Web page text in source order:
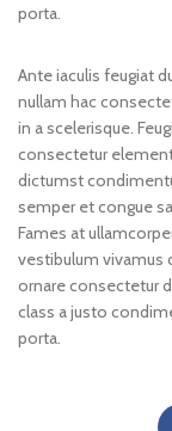
porta.
Ante iaculis feugiat
nullam hac
in a scelerisque.
consectetur
dictumst
semper et congue
Fames at
vestibulum vivamus
ornare consectetur
class a justo
porta.